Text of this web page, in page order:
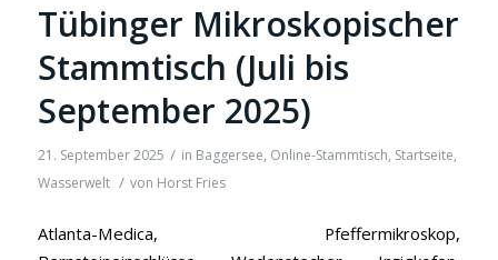
Tübinger Mikroskopischer
Stammtisch (Juli bis
September 2025)
21. September 2025 / in Baggersee, Online-Stammtisch, Startseite,
Wasserwelt / von Horst Fries
Atlanta-Medica, Pfeffermikroskop,